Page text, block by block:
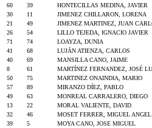
60
39 HONTECILLAS MEDINA, JAVIER
30
11 JIMENEZ CHILLARON, LORENA
21
49 JIMENEZ MARTINEZ, JUAN
26
54 LILLO TEJEDA, IGNACIO JAVIER
71
74 LOAYZA, DUNIA
41
68 LUJÁN ATIENZA, CARLOS
40
69 MANSILLA CANO, JAIME
8
61 MARTÍNEZ FERNANDEZ, JOSÉ LU
50
75 MARTINEZ ONAINDIA, MARIO
57
89 MIRANZO DÍEZ, PABLO
49
63 MONREAL CARRALERO, DIEGO
13
22 MORAL VALIENTE, DAVID
32
46 MOSET FERRER, MIGUEL ANGEL
39
5 MOYA CANO, JOSE MIGUEL